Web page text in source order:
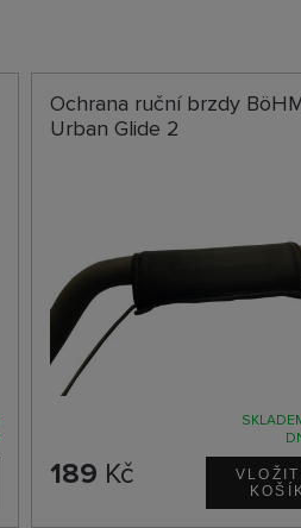
Ochrana ruční brzdy
Urban Glide 2
189 Kč